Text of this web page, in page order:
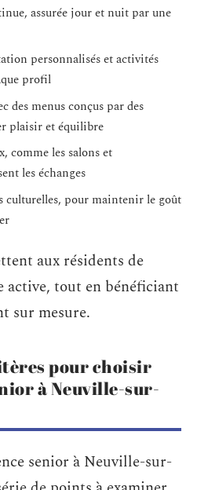
assurée jour et nuit par une
personnalisés et activités
profil
des menus conçus par des
plaisir et équilibre
comme les salons et
les échanges
culturelles, pour maintenir le goût
aux résidents de
active, tout en bénéficiant
sur mesure.
pour choisir
à Neuville-sur-
senior à Neuville-sur-